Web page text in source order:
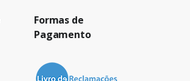
Formas de
Pagamento